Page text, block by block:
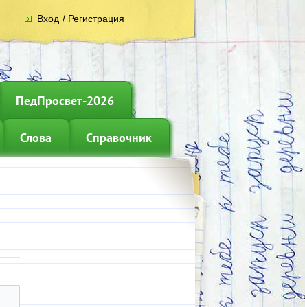
Вход / Регистрация
ПедПросвет-2026
Слова Справочник